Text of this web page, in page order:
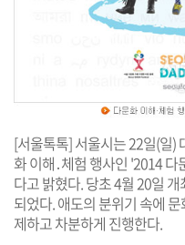
[서울톡톡] 서울시는 22일(일)
화 이해․체험 행사인 '2014
다고 밝혔다. 당초 4월 20일
되었다. 애도의 분위기 속에
제하고 차분하게 진행한다.